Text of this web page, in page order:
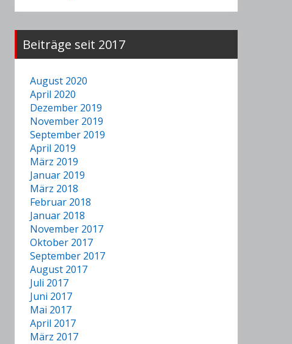
Beiträge seit 2017
August 2020
April 2020
Dezember 2019
November 2019
September 2019
April 2019
März 2019
Januar 2019
März 2018
Februar 2018
Januar 2018
November 2017
Oktober 2017
September 2017
August 2017
Juli 2017
Juni 2017
Mai 2017
April 2017
März 2017